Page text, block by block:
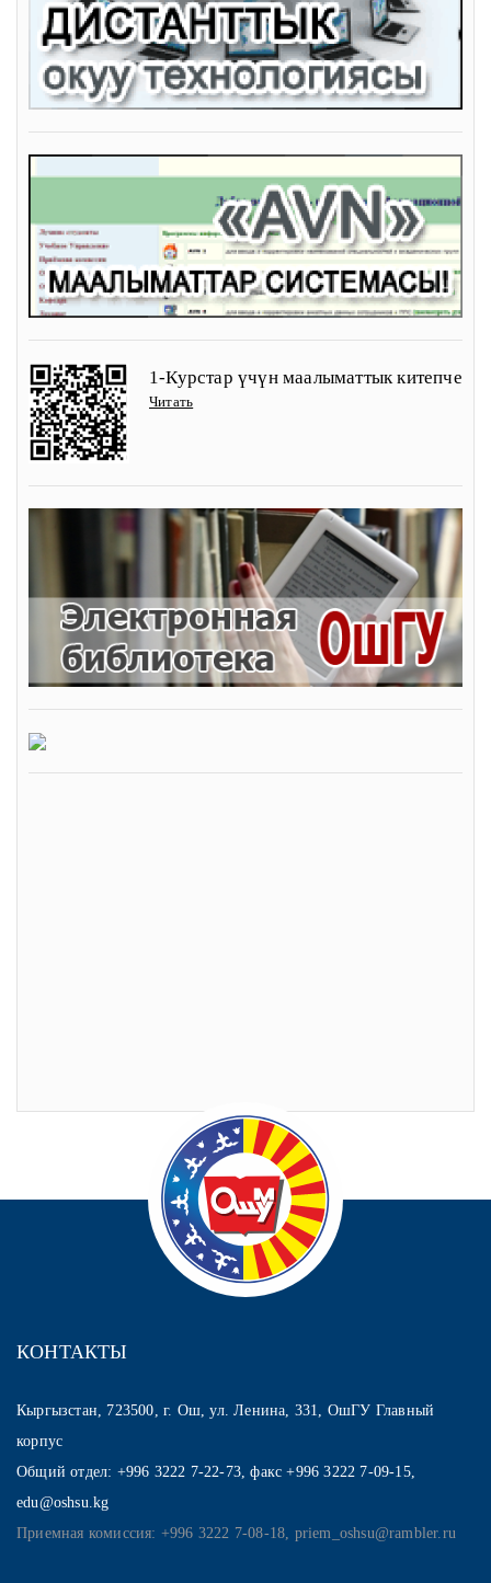
1-Курстар үчүн маалыматтык китепче
Читать
КОНТАКТЫ
Кыргызстан, 723500, г. Ош, ул. Ленина, 331, ОшГУ Главный
корпус
Общий отдел: +996 3222 7-22-73, факс +996 3222 7-09-15,
edu@oshsu.kg
Приемная комиссия: +996 3222 7-08-18, priem_oshsu@rambler.ru